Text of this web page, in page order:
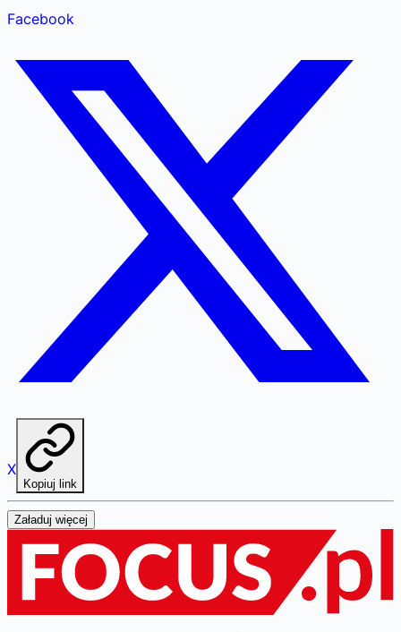
Facebook
X
Kopiuj link
Załaduj więcej